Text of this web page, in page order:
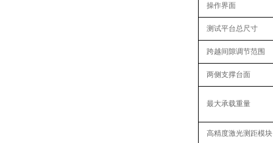
操作界面
测试平台总尺寸
跨越间隙调节范围
两侧支撑台面
最大承载重量
高精度激光测距模块